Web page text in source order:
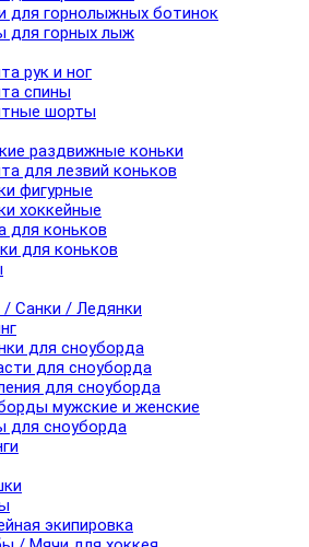
для горнолыжных ботинок
для горных лыж
рук и ног
спины
шорты
раздвижные коньки
для лезвий коньков
фигурные
хоккейные
для коньков
для коньков
Санки / Ледянки
для сноуборда
для сноуборда
для сноуборда
мужские и женские
для сноуборда
экипировка